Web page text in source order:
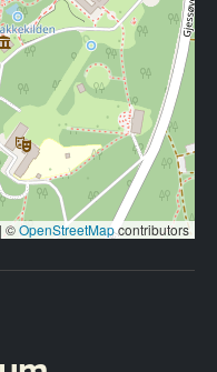
| ©OpenStreetMapcontributors